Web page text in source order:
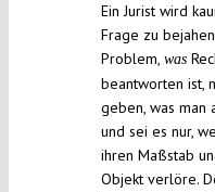
Ein Jurist wird
Frage zu
Problem, was
beantworten ist,
geben, was man
und sei es nur,
ihren Maßstab
Objekt verlöre.